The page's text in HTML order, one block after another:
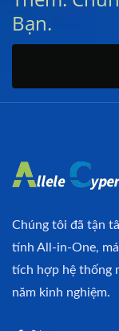
Bạn.
Chúng tôi đã tận
tính All-in-One,
tích hợp hệ thống
năm kinh nghiệm.